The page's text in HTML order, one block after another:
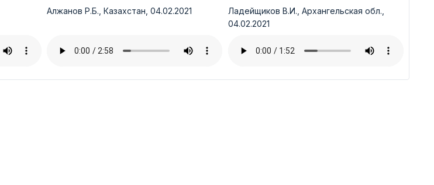
Алжанов Р.Б., Казахстан, 04.02.2021
Ладейщиков В.И., Архангельская обл.,
04.02.2021